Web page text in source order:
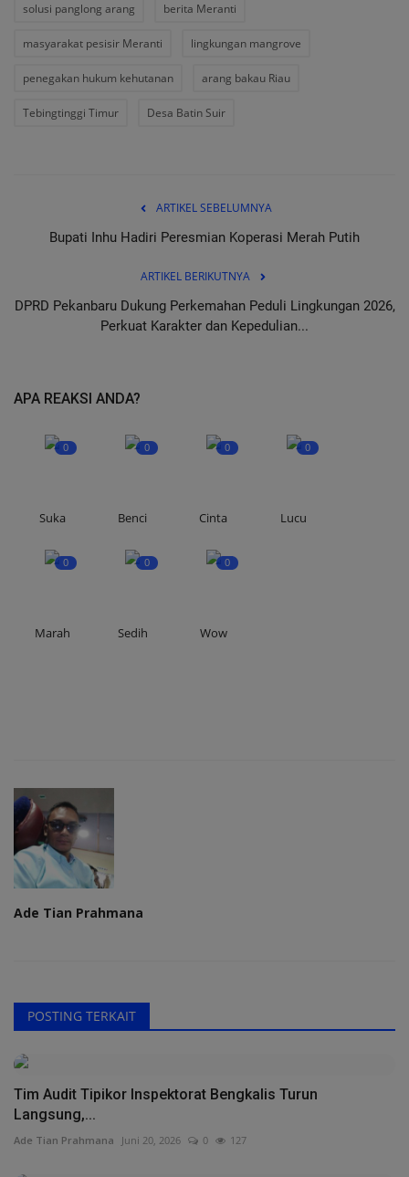
solusi panglong arang berita Meranti
masyarakat pesisir Meranti lingkungan mangrove
penegakan hukum kehutanan arang bakau Riau
Tebingtinggi Timur Desa Batin Suir
ARTIKEL SEBELUMNYA
Bupati Inhu Hadiri Peresmian Koperasi Merah Putih
ARTIKEL BERIKUTNYA
DPRD Pekanbaru Dukung Perkemahan Peduli Lingkungan 2026,
Perkuat Karakter dan Kepedulian...
APA REAKSI ANDA?
0
Suka
0
Benci
0
Cinta
0
Lucu
0
Marah
0
Sedih
0
Wow
Ade Tian Prahmana
POSTING TERKAIT
Tim Audit Tipikor Inspektorat Bengkalis Turun
Langsung,...
Ade Tian Prahmana Juni 20, 2026 0 127